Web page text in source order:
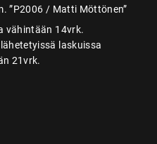
”P2006 / Matti Möttönen”
vähintään 14vrk.
laskuissa
21vrk.